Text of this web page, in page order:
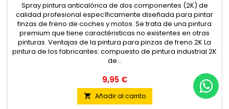
Spray pintura anticalórica de dos componentes (2K) de
calidad profesional específicamente diseñada para pintar
finzas de freno de coches y motos. Se trata de una pintura
premium que tiene caractéristicas no existentes en otras
pinturas. Ventajas de la pintura para pinzas de freno 2K La
pintura de los fabricantes: compuesto de pintura industrial 2K
de...
9,95 €
 Añadir al carrito